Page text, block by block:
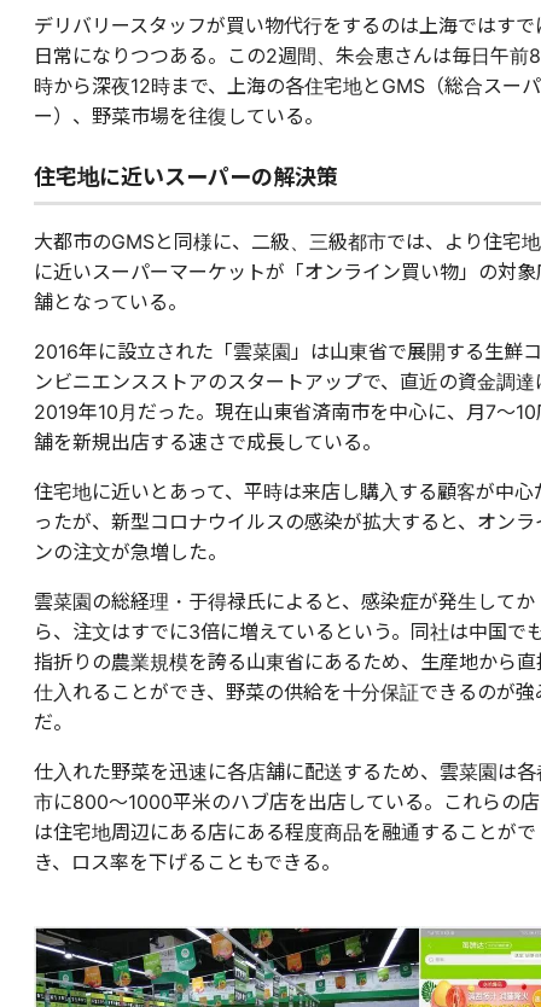
デリバリースタッフが買い物代行をするのは上海ではすで
日常になりつつある。この2週間、朱会恵さんは毎日午前8
時から深夜12時まで、上海の各住宅地とGMS（総合スーパ
ー）、野菜市場を往復している。
住宅地に近いスーパーの解決策
大都市のGMSと同様に、二級、三級都市では、より住宅地
に近いスーパーマーケットが「オンライン買い物」の対象
舗となっている。
2016年に設立された「雲菜園」は山東省で展開する生鮮コ
ンビニエンスストアのスタートアップで、直近の資金調達
2019年10月だった。現在山東省済南市を中心に、月7〜10
舗を新規出店する速さで成長している。
住宅地に近いとあって、平時は来店し購入する顧客が中心
ったが、新型コロナウイルスの感染が拡大すると、オンラ
ンの注文が急増した。
雲菜園の総経理・于得禄氏によると、感染症が発生してか
ら、注文はすでに3倍に増えているという。同社は中国で
指折りの農業規模を誇る山東省にあるため、生産地から直
仕入れることができ、野菜の供給を十分保証できるのが強
だ。
仕入れた野菜を迅速に各店舗に配送するため、雲菜園は各
市に800〜1000平米のハブ店を出店している。これらの店
は住宅地周辺にある店にある程度商品を融通することがで
き、ロス率を下げることもできる。